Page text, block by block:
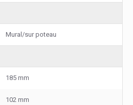
Mural/sur poteau
185 mm
102 mm